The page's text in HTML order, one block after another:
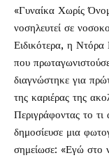
«Γυναίκα Χωρίς
νοσηλευτεί σε
Ειδικότερα, η Ντόρα
που
διαγνώστηκε για
της καριέρας της
Περιγράφοντας το
δημοσίευσε μια
σημείωσε: «Εγώ στο